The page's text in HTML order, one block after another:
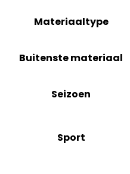
Materiaaltype
Buitenste materiaal
Seizoen
Sport